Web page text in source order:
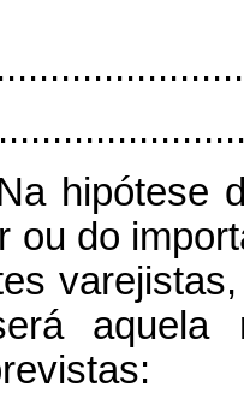
hipótese
ou do
aquela